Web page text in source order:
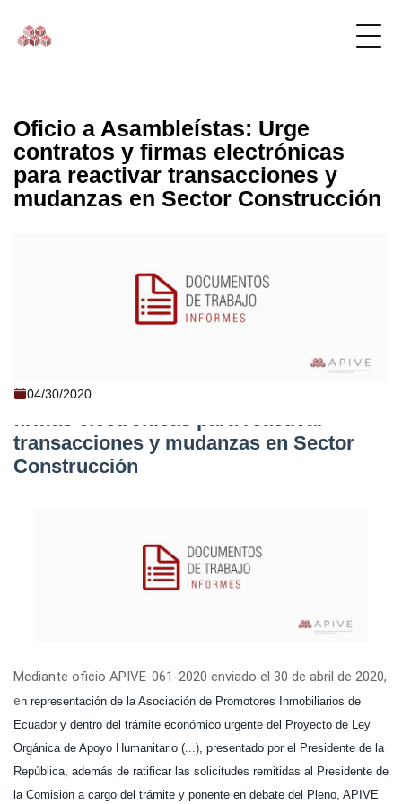
Oficio a Asambleístas: Urge
contratos y firmas electrónicas
para reactivar transacciones y
mudanzas en Sector Construcción
04/30/2020
Oficio a Asambleístas: Urge contratos y
firmas electrónicas para reactivar
transacciones y mudanzas en Sector
Construcción
Mediante oficio APIVE-061-2020 enviado el 30 de abril de 2020,
en representación de la Asociación de Promotores Inmobiliarios de
Ecuador y dentro del trámite económico urgente del Proyecto de Ley
Orgánica de Apoyo Humanitario (...), presentado por el Presidente de la
República, además de ratificar las solicitudes remitidas al Presidente de
la Comisión a cargo del trámite y ponente en debate del Pleno, APIVE